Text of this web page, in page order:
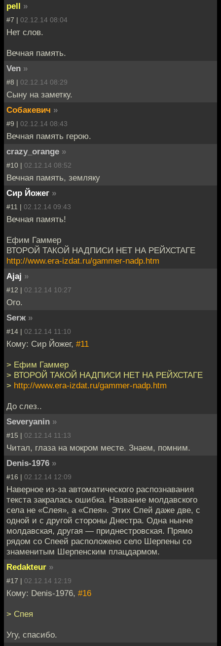
pell »
#7 | 02.12.14 08:04
Нет слов.
Вечная память.
Ven »
#8 | 02.12.14 08:29
Сыну на заметку.
Собакевич »
#9 | 02.12.14 08:43
Вечная память герою.
crazy_orange »
#10 | 02.12.14 08:52
Вечная память, земляку
Сир Йожег »
#11 | 02.12.14 09:43
Вечная память!
Ефим Гаммер
ВТОРОЙ ТАКОЙ НАДПИСИ НЕТ НА РЕЙХСТАГЕ
http://www.era-izdat.ru/gammer-nadp.htm
Ajaj »
#12 | 02.12.14 10:27
Ого.
Serж »
#14 | 02.12.14 11:10
Кому: Сир Йожег, #11
> Ефим Гаммер
> ВТОРОЙ ТАКОЙ НАДПИСИ НЕТ НА РЕЙХСТАГЕ
> http://www.era-izdat.ru/gammer-nadp.htm
До слез..
Severyanin »
#15 | 02.12.14 11:13
Читал, глаза на мокром месте. Знаем, помним.
Denis-1976 »
#16 | 02.12.14 12:09
Наверное из-за автоматического распознавания
текста закралась ошибка. Название молдавского
села не «Слея», а «Спея». Этих Спей даже две, с
одной и с другой стороны Днестра. Одна нынче
молдавская, другая — приднестровская. Прямо
рядом со Спеей расположено село Шерпены со
знаменитым Шерпенским плацдармом.
Redakteur »
#17 | 02.12.14 12:19
Кому: Denis-1976, #16
> Спея
Угу, спасибо.